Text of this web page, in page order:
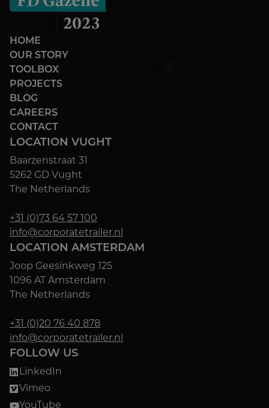
HOME
OUR STORY
TOOLBOX
PROJECTS
BLOG
CAREERS
CONTACT
LOCATION VUGHT
Baarzenstraat 31
5262 GD Vught
The Netherlands
+31 (0)73 64 57 100
info@corporatetrailer.nl
LOCATION AMSTERDAM
Joop Geesinkweg 125
1096 AT Amsterdam
The Netherlands
+31 (0)20 76 40 878
info@corporatetrailer.nl
FOLLOW US
LinkedIn
Vimeo
YouTube